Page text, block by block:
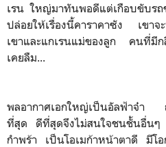
เรน ใหญ่มาทันพอดีแต่เกือบขับรถ
ปล่อยให้เรื่องนี้คาราคาซัง เขาจ
เขาและแกเรนแม่ของลูก คนที่มีก
เคยลืม...
พลอากาศเอกใหญ่เป็นอัลฟ้าจ๋า
ที่สุด ดีที่สุดจึงไม่สนใจชนชั้นอื่น
กำพร้า เป็นโอเมก้าหน้าตาดี มีโ